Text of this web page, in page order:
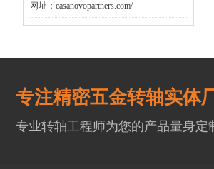
网址：casanovopartners.com/
专注精密五金转轴实体
专业转轴工程师为您的产品量身定